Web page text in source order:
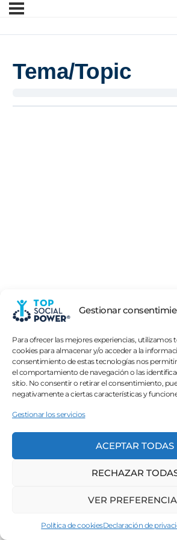
Gestionar
Para ofrecer las mejores experiencias, utilizamos
cookies para almacenar y/o acceder a la
consentimiento de estas tecnologías nos
el comportamiento de navegación o las
sitio. No consentir o retirar el consentimiento,
negativamente a ciertas características y
Gestionar los servicios
ACEPTAR TODAS
RECHAZAR
VER
Política de cookiesDeclaración de
Tema/Topic